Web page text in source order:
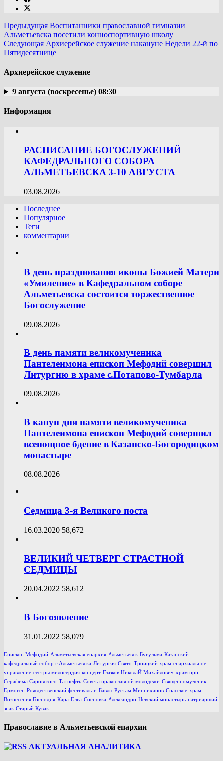
Предыдущая Воспитанники православной гимназии
Альметьевска посетили конноспортивную школу
Следующая Архиерейское служение накануне Недели 22-й по
Пятидесятнице
Архиерейское служение
9 августа (воскресенье) 08:30
Информация
РАСПИСАНИЕ БОГОСЛУЖЕНИЙ
КАФЕДРАЛЬНОГО СОБОРА
АЛЬМЕТЬЕВСКА 3-10 АВГУСТА
03.08.2026
Последнее
Популярное
Теги
комментарии
В день празднования иконы Божией Матери
«Умиление» в Кафедральном соборе
Альметьевска состоится торжественное
Богослужение
09.08.2026
В день памяти великомученика
Пантелеимона епископ Мефодий совершил
Литургию в храме с.Потапово-Тумбарла
09.08.2026
В канун дня памяти великомученика
Пантелеимона епископ Мефодий совершил
всенощное бдение в Казанско-Богородицком
монастыре
08.08.2026
Седмица 3-я Великого поста
16.03.2020 58,672
ВЕЛИКИЙ ЧЕТВЕРГ СТРАСТНОЙ
СЕДМИЦЫ
20.04.2022 58,612
В Богоявление
31.01.2022 58,079
Епископ Мефодий Альметьевская епархия Альметьевск Бугульма Казанский
кафедральный собор г.Альметьевска Литургия Свято-Троицкий храм епархиальное
управление сестры милосердия концерт Глазков НиколаЙ Михайлович храм прп.
Серафима Саровского Татнефть Совета православной молодежи Священномученик
Ермоген Рождественский фестиваль г. Бавлы Рустам Минниханов Спасское храм
Вознесения Господня Кара-Елга Сосновка Александро-Невский монастырь патриарший
знак Старый Кувак
Православие в Альметьевской епархии
АКТУАЛЬНАЯ АНАЛИТИКА